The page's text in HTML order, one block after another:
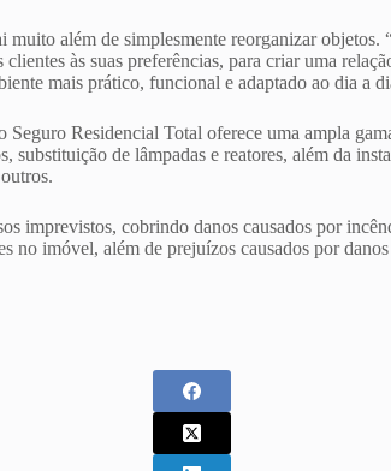
muito além de simplesmente reorganizar
às suas preferências, para criar uma
mais prático, funcional e adaptado ao dia a
Residencial Total oferece uma ampla
substituição de lâmpadas e reatores, além da
imprevistos, cobrindo danos causados por
no imóvel, além de prejuízos causados por